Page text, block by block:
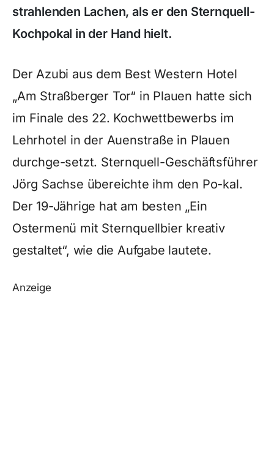
strahlenden Lachen, als er den Sternquell-
Kochpokal in der Hand hielt.
Der Azubi aus dem Best Western Hotel
„Am Straßberger Tor“ in Plauen hatte sich
im Finale des 22. Kochwettbewerbs im
Lehrhotel in der Auenstraße in Plauen
durchge-setzt. Sternquell-Geschäftsführer
Jörg Sachse übereichte ihm den Po-kal.
Der 19-Jährige hat am besten „Ein
Ostermenü mit Sternquellbier kreativ
gestaltet“, wie die Aufgabe lautete.
Anzeige